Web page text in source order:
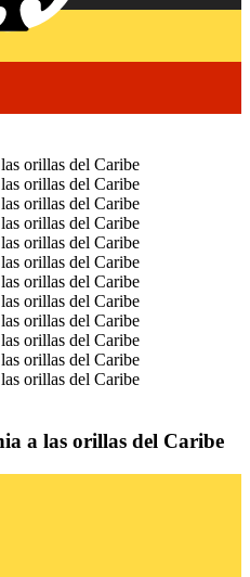
a las orillas del Caribe